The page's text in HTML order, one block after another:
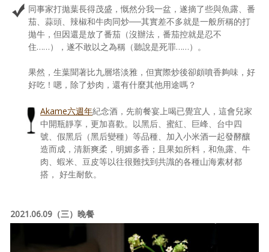
同事家打拋葉長得茂盛，慨然分我一盆，遂摘了些與魚露、番
茄、蒜頭、辣椒和牛肉同炒──其實差不多就是一般所稱的打
拋牛，但因還是放了番茄（沒辦法，番茄控就是忍不
住……），遂不敢以之為稱（聽說是死罪……）。
果然，生葉聞著比九層塔淡雅，但實際炒後卻頗噴香夠味，好
好吃！嗯，除了炒肉，還有什麼其他用途嗎？
Akame六週年紀念酒，先前餐宴上喝已覺宜人，這會兒家
中開瓶靜享，更加喜歡。以黑后、蜜紅、巨峰、台中四
號、假黑后（黑后變種）等品種、加入小米酒一起發酵釀
造而成，清新爽柔，明媚多香；且果如所料，和魚露、牛
肉、蝦米、豆皮等以往很難找到共識的各種山海素材都
搭， 好生耐飲。
2021.06.09（三）晚餐